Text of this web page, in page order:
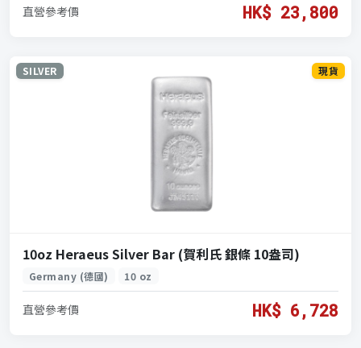
直營參考價 HK$ 23,800
SILVER 現貨
10oz Heraeus Silver Bar (賀利氏 銀條 10盎司)
Germany (德國) 10 oz
直營參考價 HK$ 6,728